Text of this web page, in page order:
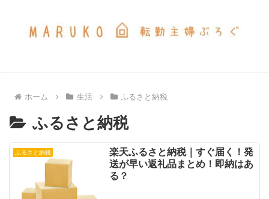
ホーム 生活 ふるさと納税
ふるさと納税
ふるさと納税
楽天ふるさと納税｜すぐ届く！発
送が早い返礼品まとめ！即納はあ
る？